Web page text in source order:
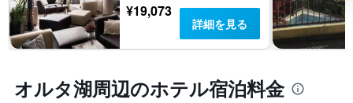
¥19,073
詳細を見る
オルタ湖周辺のホテル宿泊料金